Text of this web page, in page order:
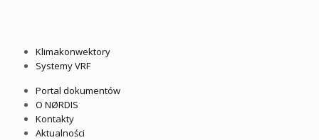
Klimakonwektory
Systemy VRF
Portal dokumentów
O NØRDIS
Kontakty
Aktualności